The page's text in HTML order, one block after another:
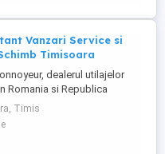
Vanzari Service si
Timisoara
dealerul utilajelor
Romania si Republica
Reprezentant Vanzari
de Schimb, pentru divizia
Studii superioare în
Timis